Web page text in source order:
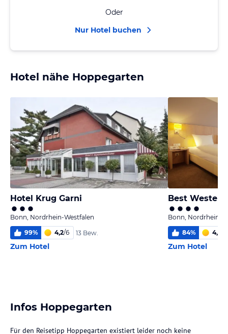
Oder
Nur Hotel buchen
Hotel nähe Hoppegarten
Hotel Krug Garni
Bonn, Nordrhein-Westfalen
99% 4,2/6 13 Bew.
Zum Hotel
Best
Bonn, Nordrhein-
84% 4,6
Zum Hotel
Infos Hoppegarten
Für den Reisetipp Hoppegarten existiert leider noch keine